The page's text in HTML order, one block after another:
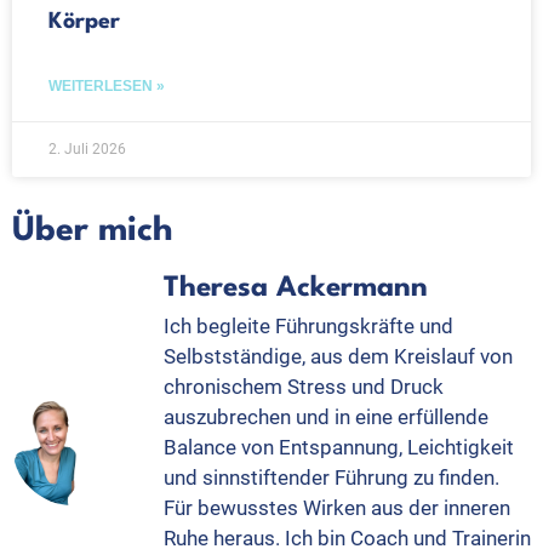
Körper
WEITERLESEN »
2. Juli 2026
Über mich
Theresa Ackermann
Ich begleite Führungskräfte und
Selbstständige, aus dem Kreislauf von
chronischem Stress und Druck
auszubrechen und in eine erfüllende
Balance von Entspannung, Leichtigkeit
und sinnstiftender Führung zu finden.
Für bewusstes Wirken aus der inneren
Ruhe heraus. Ich bin Coach und Trainerin